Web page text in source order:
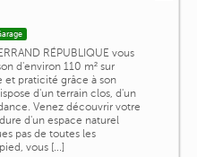
RÉPUBLIQUE vous
d'environ 110 m² sur
et praticité grâce à son
d'un terrain clos, d'un
Venez découvrir votre
d'un espace naturel
pas de toutes les
vous [...]